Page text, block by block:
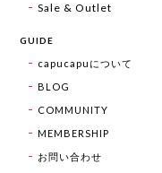
Sale & Outlet
GUIDE
capucapuについて
BLOG
COMMUNITY
MEMBERSHIP
お問い合わせ